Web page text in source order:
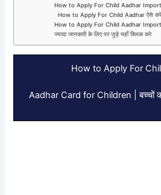
How to Apply For Child Aadhar
How to Apply For Child Aadhar ऐसे
How to Apply For Child Aadhar
ज्यादा जानकारी के लिए पर जुड़े यहाँ क्लिक करे
How to Apply For
Aadhar Card for Children | बच्चों